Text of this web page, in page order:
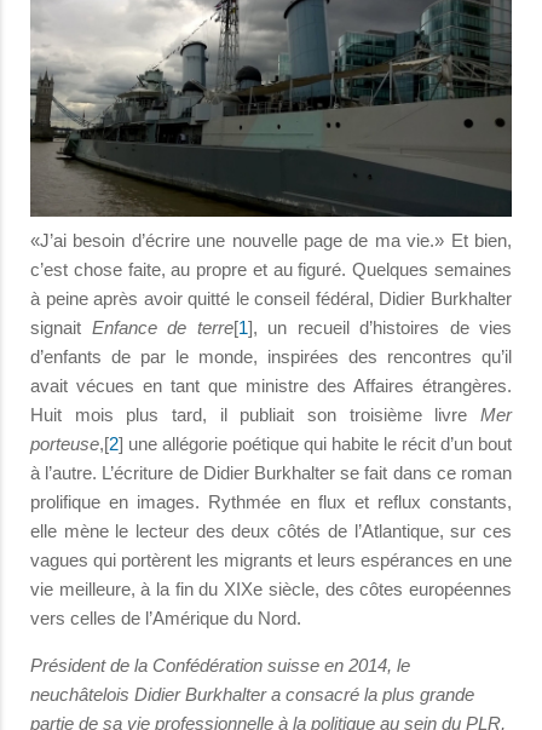
«J’ai besoin d’écrire une nouvelle page de ma vie.» Et bien,
c’est chose faite, au propre et au figuré. Quelques semaines
à peine après avoir quitté le conseil fédéral, Didier Burkhalter
signait Enfance de terre[1], un recueil d’histoires de vies
d’enfants de par le monde, inspirées des rencontres qu’il
avait vécues en tant que ministre des Affaires étrangères.
Huit mois plus tard, il publiait son troisième livre Mer
porteuse,[2] une allégorie poétique qui habite le récit d’un bout
à l’autre. L’écriture de Didier Burkhalter se fait dans ce roman
prolifique en images. Rythmée en flux et reflux constants,
elle mène le lecteur des deux côtés de l’Atlantique, sur ces
vagues qui portèrent les migrants et leurs espérances en une
vie meilleure, à la fin du XIXe siècle, des côtes européennes
vers celles de l’Amérique du Nord.
Président de la Confédération suisse en 2014, le
neuchâtelois Didier Burkhalter a consacré la plus grande
partie de sa vie professionnelle à la politique au sein du PLR,